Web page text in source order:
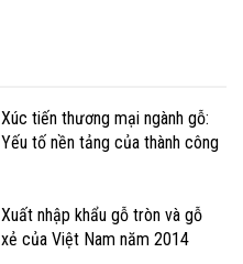
Xúc tiến thương mại ngành gỗ:
Yếu tố nền tảng của thành công
Xuất nhập khẩu gỗ tròn và gỗ
xẻ của Việt Nam năm 2014